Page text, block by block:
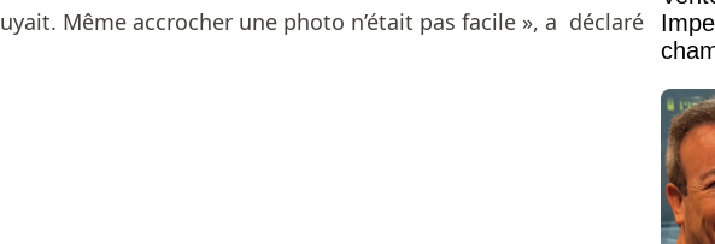
Même accrocher une photo n’était pas facile », a déclaré